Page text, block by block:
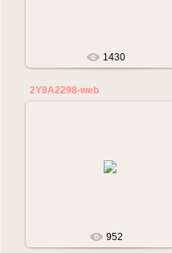
1430
2Y8A2298-web
952